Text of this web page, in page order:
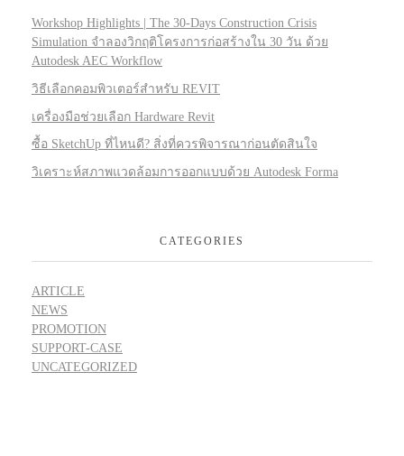
Workshop Highlights | The 30-Days Construction Crisis
Simulation จำลองวิกฤติโครงการก่อสร้างใน 30 วัน ด้วย
Autodesk AEC Workflow
วิธีเลือกคอมพิวเตอร์สำหรับ REVIT
เครื่องมือช่วยเลือก Hardware Revit
ซื้อ SketchUp ที่ไหนดี? สิ่งที่ควรพิจารณาก่อนตัดสินใจ
วิเคราะห์สภาพแวดล้อมการออกแบบด้วย Autodesk Forma
CATEGORIES
ARTICLE
NEWS
PROMOTION
SUPPORT-CASE
UNCATEGORIZED